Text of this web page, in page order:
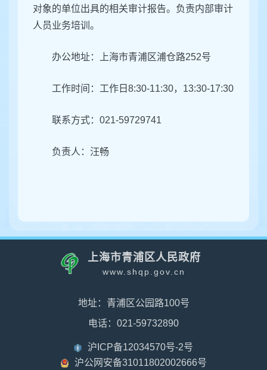
对象的单位出具的相关审计报告。负责内部审计
人员业务培训。
办公地址： 上海市青浦区浦仓路252号
工作时间：工作日8:30-11:30，13:30-17:30
联系方式：021-59729741
负责人：汪畅
上海市青浦区人民政府
www.shqp.gov.cn
地址：青浦区公园路100号
电话：021-59732890
沪ICP备12034570号-2号
沪公网安备31011802002666号